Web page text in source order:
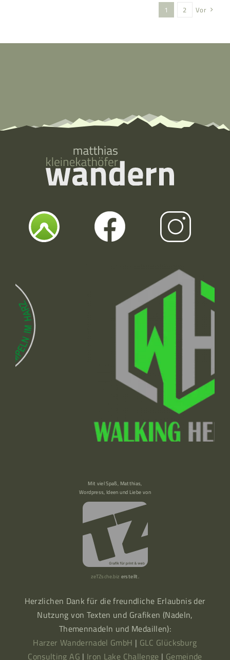
1 2 Vor
Mit viel Spaß, Matthias,
Wordpress, Ideen und Liebe von
Herzlichen Dank für die freundliche Erlaubnis der
Nutzung von Texten und Grafiken (Nadeln,
Themennadeln und Medaillen):
Harzer Wandernadel GmbH |GLC Glücksburg